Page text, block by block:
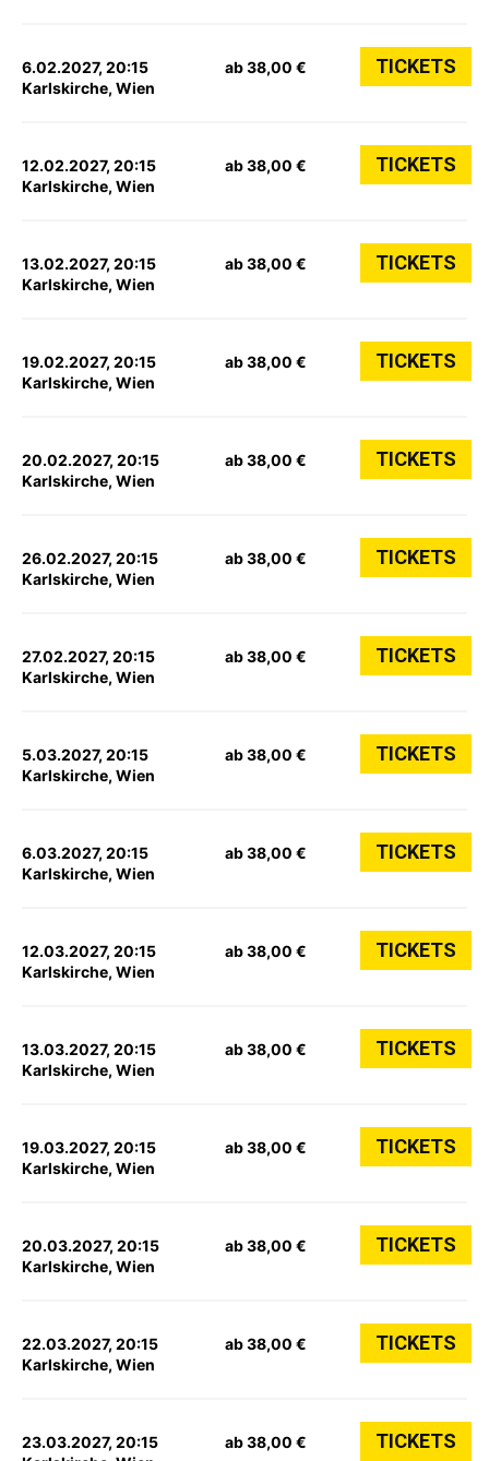
6.02.2027, 20:15
Karlskirche, Wien
ab 38,00 € TICKETS
12.02.2027, 20:15
Karlskirche, Wien
ab 38,00 € TICKETS
13.02.2027, 20:15
Karlskirche, Wien
ab 38,00 € TICKETS
19.02.2027, 20:15
Karlskirche, Wien
ab 38,00 € TICKETS
20.02.2027, 20:15
Karlskirche, Wien
ab 38,00 € TICKETS
26.02.2027, 20:15
Karlskirche, Wien
ab 38,00 € TICKETS
27.02.2027, 20:15
Karlskirche, Wien
ab 38,00 € TICKETS
5.03.2027, 20:15
Karlskirche, Wien
ab 38,00 € TICKETS
6.03.2027, 20:15
Karlskirche, Wien
ab 38,00 € TICKETS
12.03.2027, 20:15
Karlskirche, Wien
ab 38,00 € TICKETS
13.03.2027, 20:15
Karlskirche, Wien
ab 38,00 € TICKETS
19.03.2027, 20:15
Karlskirche, Wien
ab 38,00 € TICKETS
20.03.2027, 20:15
Karlskirche, Wien
ab 38,00 € TICKETS
22.03.2027, 20:15
Karlskirche, Wien
ab 38,00 € TICKETS
23.03.2027, 20:15
ab 38,00 € TICKETS